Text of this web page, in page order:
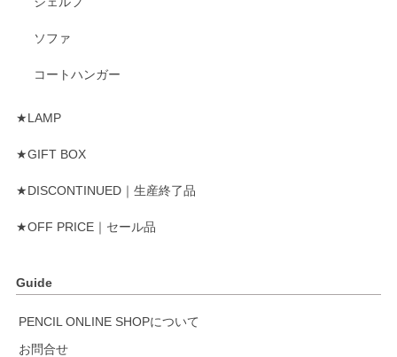
ソファ
コートハンガー
★LAMP
★GIFT BOX
★DISCONTINUED｜生産終了品
★OFF PRICE｜セール品
Guide
PENCIL ONLINE SHOPについて
お問合せ